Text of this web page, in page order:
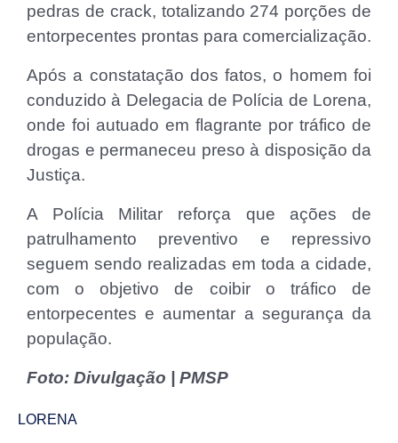
pedras de crack, totalizando 274 porções de
entorpecentes prontas para comercialização.
Após a constatação dos fatos, o homem foi
conduzido à Delegacia de Polícia de Lorena,
onde foi autuado em flagrante por tráfico de
drogas e permaneceu preso à disposição da
Justiça.
A Polícia Militar reforça que ações de
patrulhamento preventivo e repressivo
seguem sendo realizadas em toda a cidade,
com o objetivo de coibir o tráfico de
entorpecentes e aumentar a segurança da
população.
Foto: Divulgação | PMSP
LORENA